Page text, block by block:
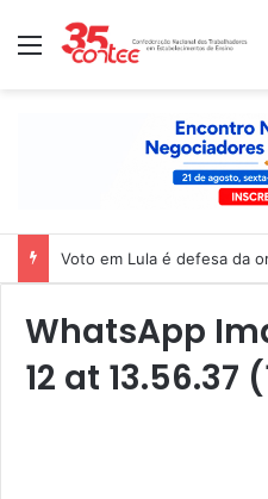
Menu
Voto em Lula é defesa da
WhatsApp
12 at 13.56.37